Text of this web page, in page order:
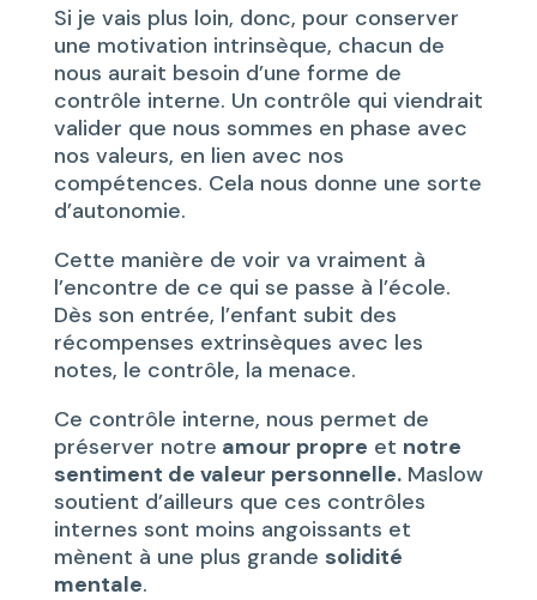
Si je vais plus loin, donc, pour conserver
une motivation intrinsèque, chacun de
nous aurait besoin d’une forme de
contrôle interne. Un contrôle qui viendrait
valider que nous sommes en phase avec
nos valeurs, en lien avec nos
compétences. Cela nous donne une sorte
d’autonomie.
Cette manière de voir va vraiment à
l’encontre de ce qui se passe à l’école.
Dès son entrée, l’enfant subit des
récompenses extrinsèques avec les
notes, le contrôle, la menace.
Ce contrôle interne, nous permet de
préserver notre amour propre et notre
sentiment de valeur personnelle.Maslow
soutient d’ailleurs que ces contrôles
internes sont moins angoissants et
mènent à une plus grande solidité
mentale.